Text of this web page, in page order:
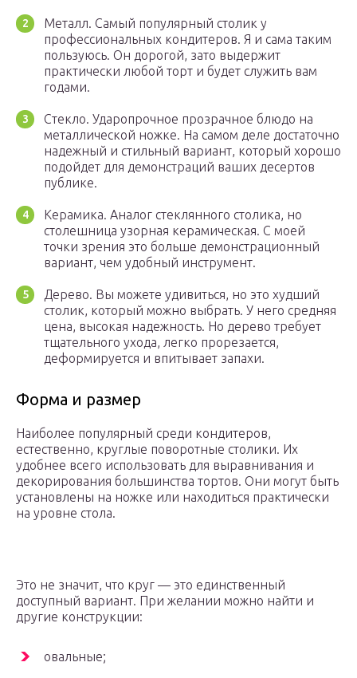
Металл. Самый популярный столик у
профессиональных кондитеров. Я и сама таким
пользуюсь. Он дорогой, зато выдержит
практически любой торт и будет служить вам
годами.
Стекло. Ударопрочное прозрачное блюдо на
металлической ножке. На самом деле достаточно
надежный и стильный вариант, который хорошо
подойдет для демонстраций ваших десертов
публике.
Керамика. Аналог стеклянного столика, но
столешница узорная керамическая. С моей
точки зрения это больше демонстрационный
вариант, чем удобный инструмент.
Дерево. Вы можете удивиться, но это худший
столик, который можно выбрать. У него средняя
цена, высокая надежность. Но дерево требует
тщательного ухода, легко прорезается,
деформируется и впитывает запахи.
Форма и размер
Наиболее популярный среди кондитеров,
естественно, круглые поворотные столики. Их
удобнее всего использовать для выравнивания и
декорирования большинства тортов. Они могут быть
установлены на ножке или находиться практически
на уровне стола.
Это не значит, что круг — это единственный
доступный вариант. При желании можно найти и
другие конструкции:
овальные;